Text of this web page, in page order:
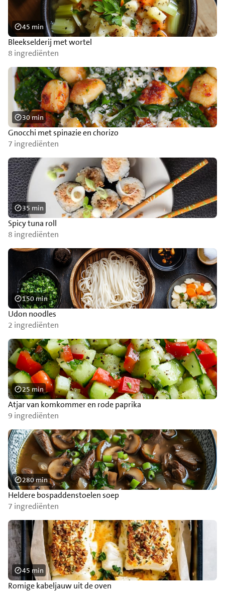
Bleekselderij met wortel
8 ingrediënten
45 min
Gnocchi met spinazie en chorizo
7 ingrediënten
30 min
Spicy tuna roll
8 ingrediënten
35 min
Udon noodles
2 ingrediënten
150 min
Atjar van komkommer en rode paprika
9 ingrediënten
25 min
Heldere bospaddenstoelen soep
7 ingrediënten
280 min
Romige kabeljauw uit de oven
45 min